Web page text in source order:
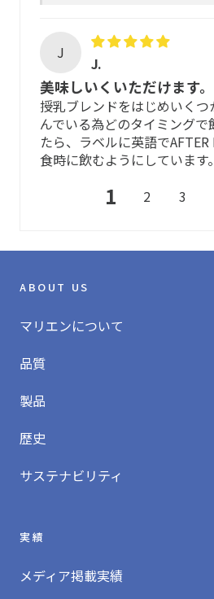
J
J.
美味しいくいただけます。
授乳ブレンドをはじめいく
んでいる為どのタイミングで
たら、ラベルに英語で
食時に飲むようにしています。
1 2 3
ABOUT US
マリエンについて
品質
製品
歴史
サステナビリティ
実績
メディア掲載実績